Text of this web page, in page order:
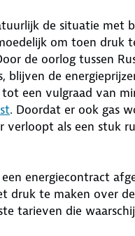
de situatie met
om toen druk
de oorlog tussen
blijven de
tot een vulgraad van
. Doordat er ook gas
verloopt als een stuk
een energiecontract
druk te maken over
tarieven die